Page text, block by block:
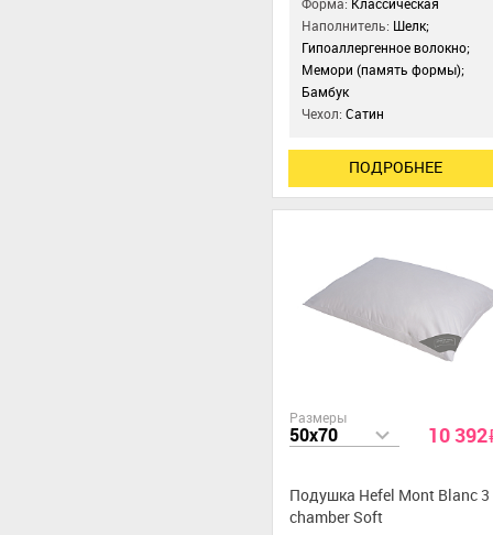
Форма: Классическая
Наполнитель: Шелк;
Гипоаллергенное волокно;
Мемори (память формы);
Бамбук
Чехол:Сатин
ПОДРОБНЕЕ
Размеры
50x70 10 392
Подушка Hefel Mont Blanc 3
chamber Soft